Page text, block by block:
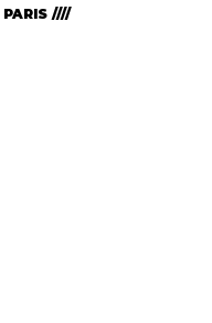
////